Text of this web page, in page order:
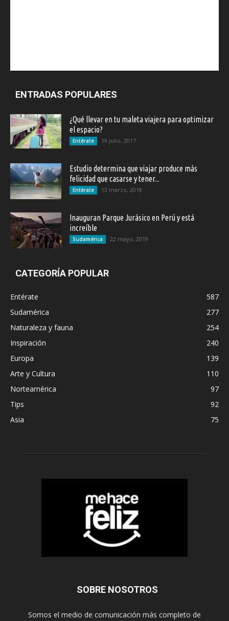
ENTRADAS POPULARES
¿Qué llevar en tu maleta viajera para optimizar
el espacio?
Entérate 19 julio, 2017
Estudio determina que viajar produce más
felicidad que casarse y tener...
Entérate 13 marzo, 2018
Inauguran Parque Jurásico en Perú y está
increíble
Sudamérica 22 mayo, 2019
CATEGORÍA POPULAR
Entérate
587
Sudamérica
277
Naturaleza y fauna
254
Inspiración
240
Europa
139
Arte y Cultura
110
Norteamérica
97
Tips
92
Asia
75
SOBRE NOSOTROS
Somos el medio de comunicación más completo de